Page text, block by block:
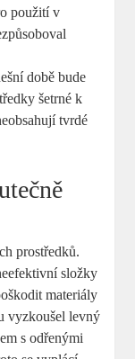
použití v
době bude
šetrné k
tvrdé
prostředků.
složky
materiály
vyzkoušel levný
s odřenými